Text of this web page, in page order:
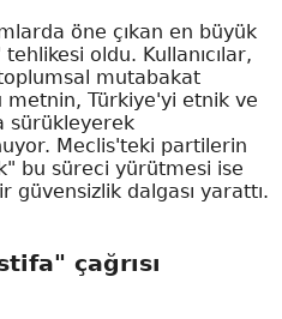
öne çıkan en büyük
oldu. Kullanıcılar,
toplumsal mutabakat
metnin, Türkiye'yi etnik ve
sürükleyerek
Meclis'teki partilerin
bu süreci yürütmesi ise
dalgası yarattı.
çağrısı